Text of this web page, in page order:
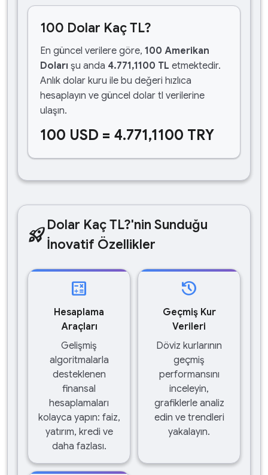
100 Dolar Kaç TL?
En güncel verilere göre, 100 Amerikan
Doları şu anda 4.771,1100 TL etmektedir.
Anlık dolar kuru ile bu değeri hızlıca
hesaplayın ve güncel dolar tl verilerine
ulaşın.
100 USD = 4.771,1100 TRY
rocket_launchDolar Kaç TL?'nin Sunduğu
İnovatif Özellikler
calculate
Hesaplama
Araçları
Gelişmiş
algoritmalarla
desteklenen
finansal
hesaplamaları
kolayca yapın: faiz,
yatırım, kredi ve
daha fazlası.
history
Geçmiş Kur
Verileri
Döviz kurlarının
geçmiş
performansını
inceleyin,
grafiklerle analiz
edin ve trendleri
yakalayın.